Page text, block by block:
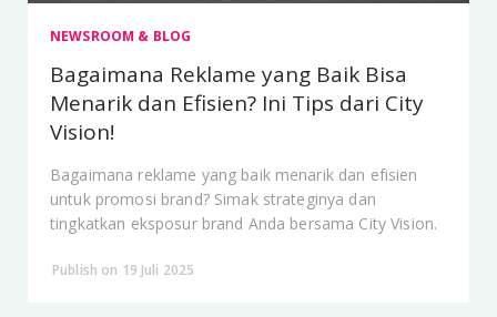
NEWSROOM & BLOG
Bagaimana Reklame yang Baik Bisa
Menarik dan Efisien? Ini Tips dari City
Vision!
Bagaimana reklame yang baik menarik dan efisien
untuk promosi brand? Simak strateginya dan
tingkatkan eksposur brand Anda bersama City Vision.
Publish on 19 Juli 2025